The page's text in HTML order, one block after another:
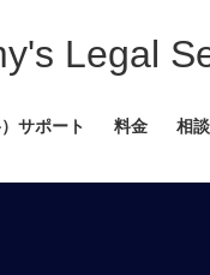
Legal
サポート 料金 相談